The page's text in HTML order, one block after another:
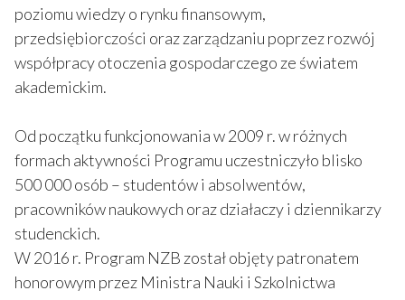
poziomu wiedzy o rynku finansowym,
przedsiębiorczości oraz zarządzaniu poprzez rozwój
współpracy otoczenia gospodarczego ze światem
akademickim.
Od początku funkcjonowania w 2009 r. w różnych
formach aktywności Programu uczestniczyło blisko
500 000 osób – studentów i absolwentów,
pracowników naukowych oraz działaczy i dziennikarzy
studenckich.
W 2016 r. Program NZB został objęty patronatem
honorowym przez Ministra Nauki i Szkolnictwa